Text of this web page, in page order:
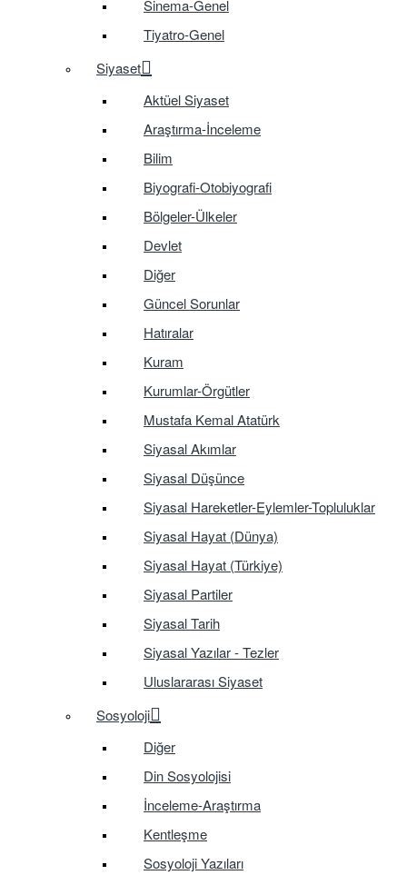
Sinema-Genel
Tiyatro-Genel
Siyaset
Aktüel Siyaset
Araştırma-İnceleme
Bilim
Biyografi-Otobiyografi
Bölgeler-Ülkeler
Devlet
Diğer
Güncel Sorunlar
Hatıralar
Kuram
Kurumlar-Örgütler
Mustafa Kemal Atatürk
Siyasal Akımlar
Siyasal Düşünce
Siyasal Hareketler-Eylemler-Topluluklar
Siyasal Hayat (Dünya)
Siyasal Hayat (Türkiye)
Siyasal Partiler
Siyasal Tarih
Siyasal Yazılar - Tezler
Uluslararası Siyaset
Sosyoloji
Diğer
Din Sosyolojisi
İnceleme-Araştırma
Kentleşme
Sosyoloji Yazıları